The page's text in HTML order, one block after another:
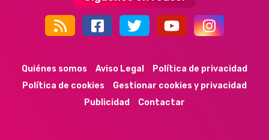
44k 9k 35k 352
Quiénes somos Aviso Legal
Política de privacidad
Política de cookies
Gestionar cookies y privacidad
Publicidad
Contactar